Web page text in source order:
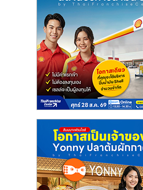
ไชส์
ขาย
แฟ
ไชส์
แฟ